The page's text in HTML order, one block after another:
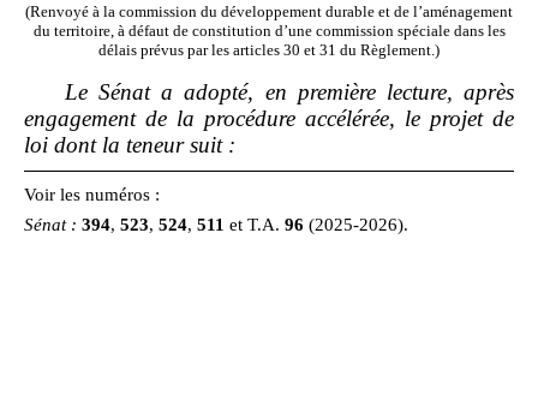
(Renvoyé à la commission du développement durable et de l’aménagement
du territoire, à défaut de constitution d’une commission spéciale dans les
délais prévus par les articles 30 et 31 du Règlement.)
Le Sénat a adopté, en première lecture, après
engagement de la procédure accélérée, le projet de
loi dont la teneur suit :
Voir les numéros :
Sénat : 394, 523, 524, 511 et T.A. 96 (2025‑2026).